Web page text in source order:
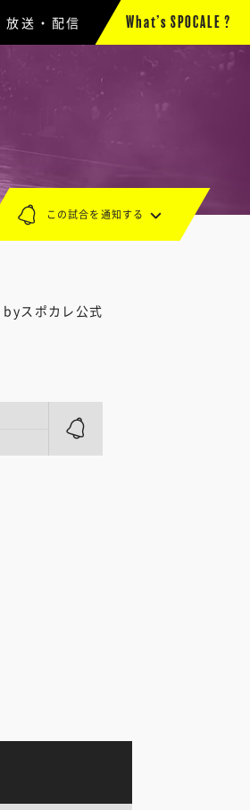
放送・配信 What’s SPOCALE ?
byスポカレ公式
この試合を通知する